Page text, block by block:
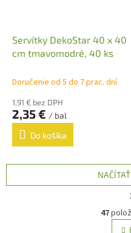
Servítky DekoStar 40 x 40
cm tmavomodré, 40 ks
Doručenie od 5 do 7 prac. dní
1,91 € bez DPH
2,35 € / bal
Do košíka
47